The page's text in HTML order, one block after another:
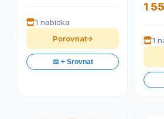
1 nabídka
Porovnat
⚖️ + Srovnat
1
1